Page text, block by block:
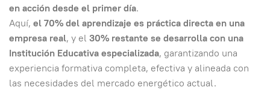
en acción desde el primer día.
Aquí, el 70% del aprendizaje es práctica directa en una
empresa real, y el 30% restante se desarrolla con una
Institución Educativa especializada, garantizando una
experiencia formativa completa, efectiva y alineada con
las necesidades del mercado energético actual.